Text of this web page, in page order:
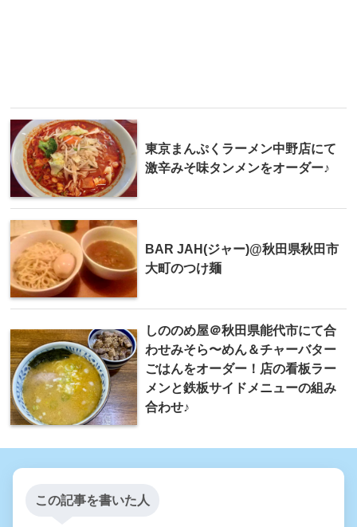
東京まんぷくラーメン中野店にて
激辛みそ味タンメンをオーダー♪
BAR JAH(ジャー)@秋田県秋田市
大町のつけ麺
しののめ屋＠秋田県能代市にて合
わせみそら〜めん＆チャーバター
ごはんをオーダー！店の看板ラー
メンと鉄板サイドメニューの組み
合わせ♪
この記事を書いた人